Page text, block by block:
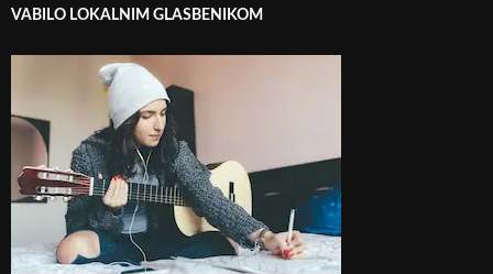
VABILO LOKALNIM GLASBENIKOM